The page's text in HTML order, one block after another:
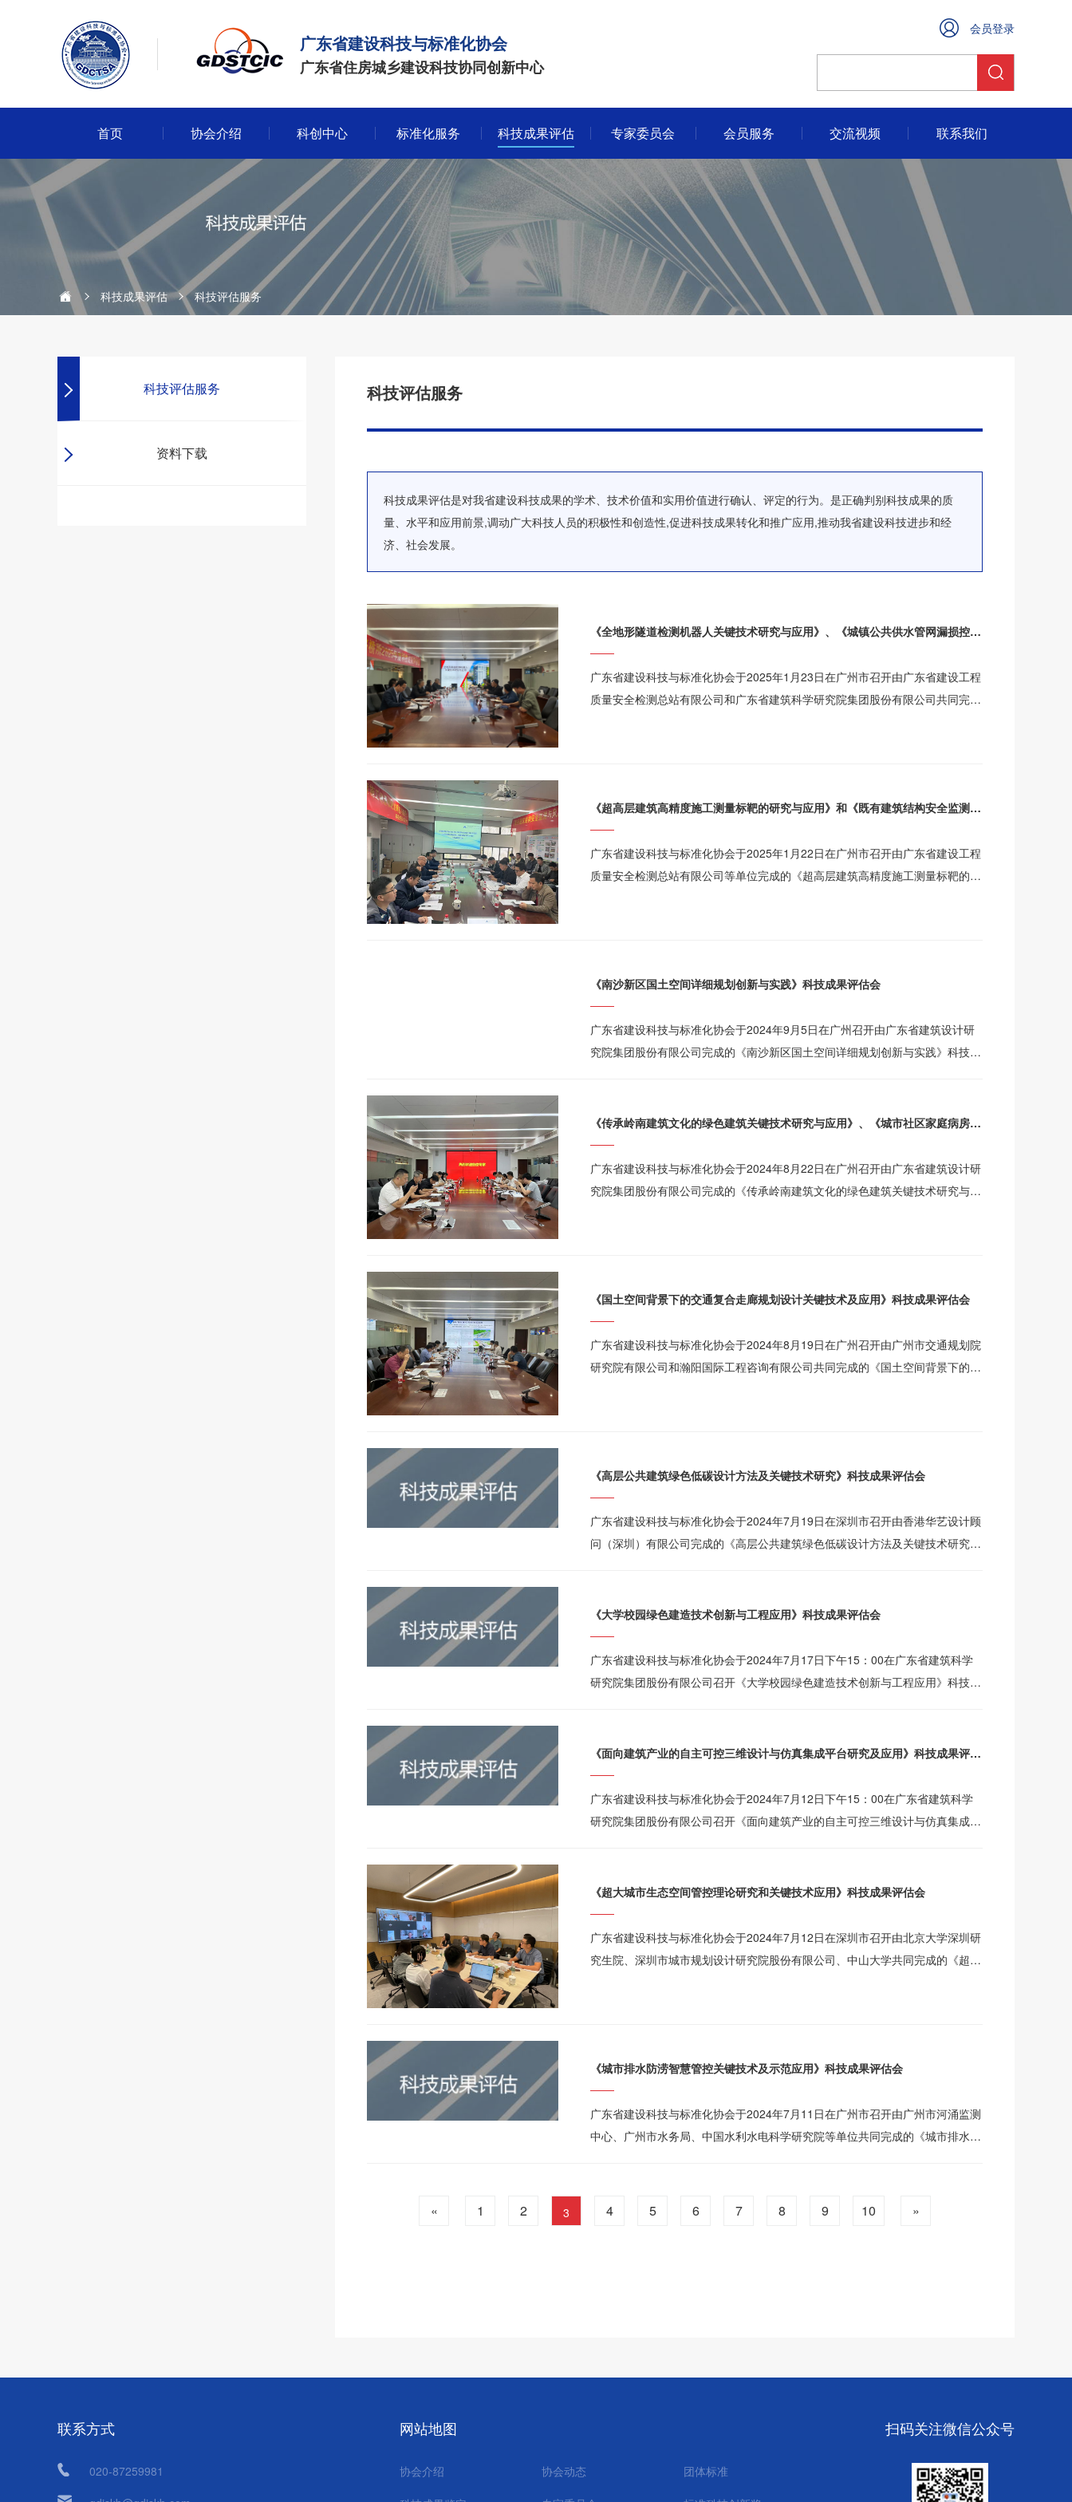
广东省建设科技与标准化协会
广东省住房城乡建设科技协同创新中心
会员登录
首页 协会介绍 科创中心 标准化服务 科技成果评估 专家委员会 会员服务 交流视频 联系我们
科技成果评估 科技评估服务
科技评估服务
资料下载
科技评估服务
科技成果评估是对我省建设科技成果的学术、技术价值和实用价值进行确认、评定的行为。是正确判别科技成果的质
量、水平和应用前景,调动广大科技人员的积极性和创造性,促进科技成果转化和推广应用,推动我省建设科技进步和经
济、社会发展。
《全地形隧道检测机器人关键技术研究与应用》、《城镇公共供水管网漏损控制技术研究》和《城市更新视角下城市体检工作创新模式与实践研究》科技成果评估会
广东省建设科技与标准化协会于2025年1月23日在广州市召开由广东省建设工程
质量安全检测总站有限公司和广东省建筑科学研究院集团股份有限公司共同完成
《超高层建筑高精度施工测量标靶的研究与应用》和《既有建筑结构安全监测与风险管控关键技术研究及应用》科技成果评估会
广东省建设科技与标准化协会于2025年1月22日在广州市召开由广东省建设工程
质量安全检测总站有限公司等单位完成的《超高层建筑高精度施工测量标靶的研
《南沙新区国土空间详细规划创新与实践》科技成果评估会
广东省建设科技与标准化协会于2024年9月5日在广州召开由广东省建筑设计研
究院集团股份有限公司完成的《南沙新区国土空间详细规划创新与实践》科技成
《传承岭南建筑文化的绿色建筑关键技术研究与应用》、《城市社区家庭病房设计》和《高层总部办公综合体建筑设计及室内设计研究》科技成果评估会
广东省建设科技与标准化协会于2024年8月22日在广州召开由广东省建筑设计研
究院集团股份有限公司完成的《传承岭南建筑文化的绿色建筑关键技术研究与应
《国土空间背景下的交通复合走廊规划设计关键技术及应用》科技成果评估会
广东省建设科技与标准化协会于2024年8月19日在广州召开由广州市交通规划院
研究院有限公司和瀚阳国际工程咨询有限公司共同完成的《国土空间背景下的交
《高层公共建筑绿色低碳设计方法及关键技术研究》科技成果评估会
广东省建设科技与标准化协会于2024年7月19日在深圳市召开由香港华艺设计顾
问（深圳）有限公司完成的《高层公共建筑绿色低碳设计方法及关键技术研究》
《大学校园绿色建造技术创新与工程应用》科技成果评估会
广东省建设科技与标准化协会于2024年7月17日下午15：00在广东省建筑科学
研究院集团股份有限公司召开《大学校园绿色建造技术创新与工程应用》科技成
《面向建筑产业的自主可控三维设计与仿真集成平台研究及应用》科技成果评估会
广东省建设科技与标准化协会于2024年7月12日下午15：00在广东省建筑科学
研究院集团股份有限公司召开《面向建筑产业的自主可控三维设计与仿真集成平
《超大城市生态空间管控理论研究和关键技术应用》科技成果评估会
广东省建设科技与标准化协会于2024年7月12日在深圳市召开由北京大学深圳研
究生院、深圳市城市规划设计研究院股份有限公司、中山大学共同完成的《超大
《城市排水防涝智慧管控关键技术及示范应用》科技成果评估会
广东省建设科技与标准化协会于2024年7月11日在广州市召开由广州市河涌监测
中心、广州市水务局、中国水利水电科学研究院等单位共同完成的《城市排水防
« 1 2 3 4 5 6 7 8 9 10 »
联系方式
020-87259981
网站地图
协会介绍 协会动态 团体标准
扫码关注微信公众号